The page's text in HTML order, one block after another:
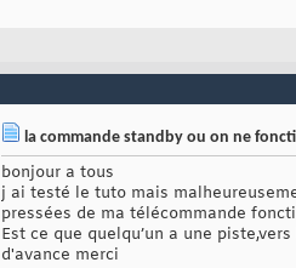
la commande standby ou on ne
bonjour a tous
j ai testé le tuto mais
pressées de ma télécommande
Est ce que quelqu’un a une
d'avance merci